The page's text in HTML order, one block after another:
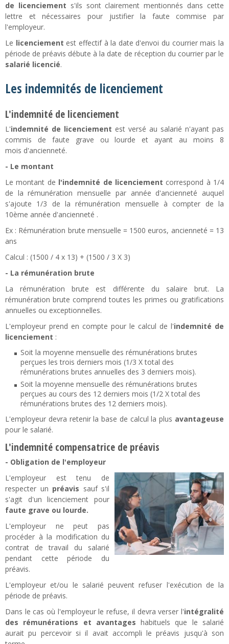
de licenciement s'ils sont clairement mentionnés dans cette
lettre et nécessaires pour justifier la faute commise par
l'employeur.
Le licenciement est effectif à la date d'envoi du courrier mais la
période de préavis débute à la date de réception du courrier par le
salarié licencié.
Les indemnités de licenciement
L'indemnité de licenciement
L'indemnité de licenciement est versé au salarié n'ayant pas
commis de faute grave ou lourde et ayant au moins 8
mois d'ancienneté.
- Le montant
Le montant de l'indemnité de licenciement correspond à 1/4
de la rémunération mensuelle par année d'ancienneté auquel
s'ajoute 1/3 de la rémunération mensuelle à compter de la
10ème année d'ancienneté .
Ex : Rémunération brute mensuelle = 1500 euros, ancienneté = 13
ans
Calcul : (1500 / 4 x 13) + (1500 / 3 X 3)
- La rémunération brute
La rémunération brute est différente du salaire brut. La
rémunération brute comprend toutes les primes ou gratifications
annuelles ou exceptionnelles.
L'employeur prend en compte pour le calcul de l'indemnité de
licenciement :
Soit la moyenne mensuelle des rémunérations brutes
perçues les trois derniers mois (1/3 X total des
rémunérations brutes annuelles des 3 derniers mois).
Soit la moyenne mensuelle des rémunérations brutes
perçues au cours des 12 derniers mois (1/2 X total des
rémunérations brutes des 12 derniers mois).
L'employeur devra retenir la base de calcul la plus avantageuse
pour le salarié.
L'indemnité compensatrice de préavis
- Obligation de l'employeur
L'employeur est tenu de
respecter un préavis sauf s'il
s'agit d'un licenciement pour
faute grave ou lourde.
L'employeur ne peut pas
procéder à la modification du
contrat de travail du salarié
pendant cette période du
préavis.
L'employeur et/ou le salarié peuvent refuser l'exécution de la
période de préavis.
Dans le cas où l'employeur le refuse, il devra verser l'intégralité
des rémunérations et avantages habituels que le salarié
aurait pu percevoir si il avait accompli le préavis jusqu'à son